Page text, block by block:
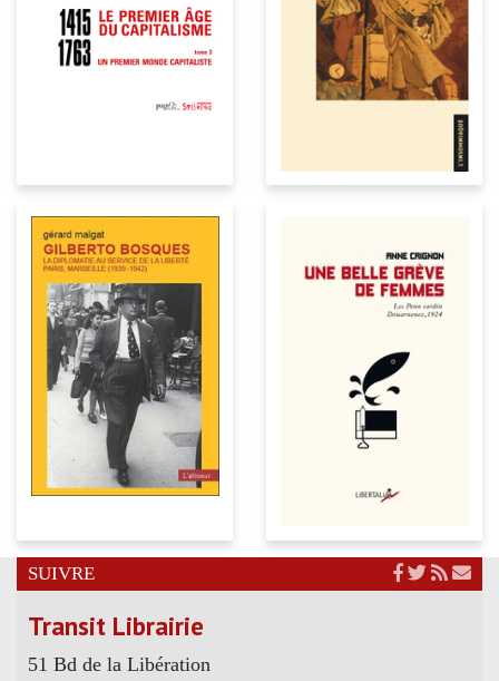
SUIVRE
Transit Librairie
51 Bd de la Libération